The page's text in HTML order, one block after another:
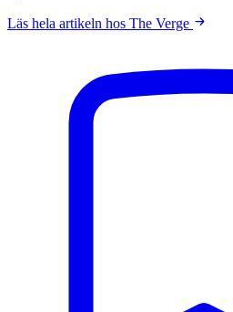
Läs hela artikeln hos The Verge